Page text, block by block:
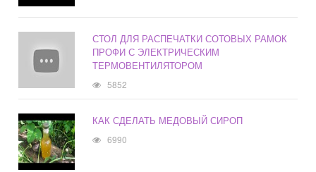
СТОЛ ДЛЯ РАСПЕЧАТКИ СОТОВЫХ РАМОК
ПРОФИ С ЭЛЕКТРИЧЕСКИМ
ТЕРМОВЕНТИЛЯТОРОМ
5852
КАК СДЕЛАТЬ МЕДОВЫЙ СИРОП
6990